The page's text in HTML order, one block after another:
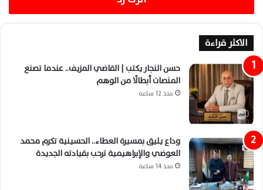
الاكثر قراءة
حسن النجار يكتب | القاضي المزيف.. عندما تصنع
المنصات أبطالًا من الوهم
منذ 12 ساعة
وداع يليق بمسيرة العطاء.. الحسينية تكرم محمد
العوضي والإبراهيمية ترحب بقيادته الجديدة
منذ 14 ساعة